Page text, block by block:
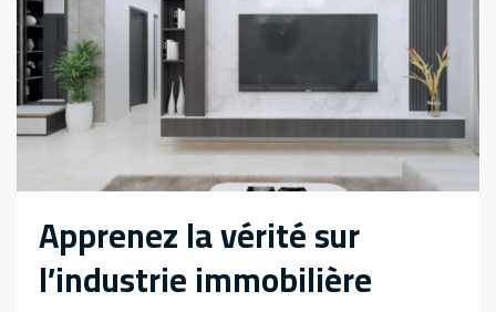
Apprenez la vérité sur
l’industrie immobilière